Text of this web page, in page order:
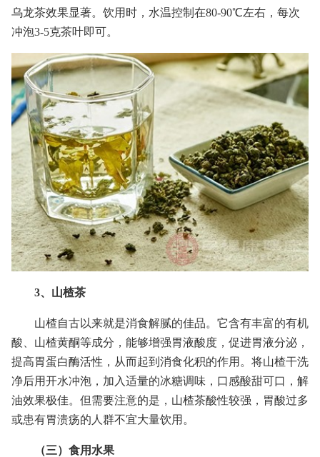
乌龙茶效果显著。饮用时，水温控制在80-90℃左右，每次
冲泡3-5克茶叶即可。
3、山楂茶
山楂自古以来就是消食解腻的佳品。它含有丰富的有机
酸、山楂黄酮等成分，能够增强胃液酸度，促进胃液分泌，
提高胃蛋白酶活性，从而起到消食化积的作用。将山楂干洗
净后用开水冲泡，加入适量的冰糖调味，口感酸甜可口，解
油效果极佳。但需要注意的是，山楂茶酸性较强，胃酸过多
或患有胃溃疡的人群不宜大量饮用。
（三）食用水果